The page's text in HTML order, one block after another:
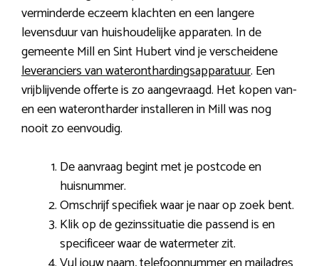
verminderde eczeem klachten en een langere
levensduur van huishoudelijke apparaten. In de
gemeente Mill en Sint Hubert vind je verscheidene
leveranciers van wateronthardingsapparatuur. Een
vrijblijvende offerte is zo aangevraagd. Het kopen van-
en een waterontharder installeren in Mill was nog
nooit zo eenvoudig.
De aanvraag begint met je postcode en
huisnummer.
Omschrijf specifiek waar je naar op zoek bent.
Klik op de gezinssituatie die passend is en
specificeer waar de watermeter zit.